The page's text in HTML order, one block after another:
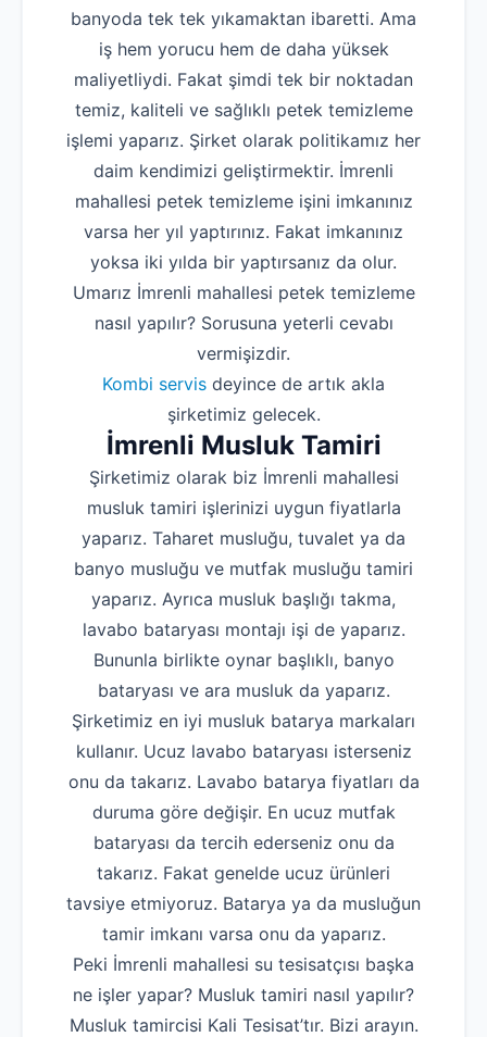
banyoda tek tek yıkamaktan ibaretti. Ama
iş hem yorucu hem de daha yüksek
maliyetliydi. Fakat şimdi tek bir noktadan
temiz, kaliteli ve sağlıklı petek temizleme
işlemi yaparız. Şirket olarak politikamız her
daim kendimizi geliştirmektir. İmrenli
mahallesi petek temizleme işini imkanınız
varsa her yıl yaptırınız. Fakat imkanınız
yoksa iki yılda bir yaptırsanız da olur.
Umarız İmrenli mahallesi petek temizleme
nasıl yapılır? Sorusuna yeterli cevabı
vermişizdir.
Kombi servis deyince de artık akla
şirketimiz gelecek.
İmrenli Musluk Tamiri
Şirketimiz olarak biz İmrenli mahallesi
musluk tamiri işlerinizi uygun fiyatlarla
yaparız. Taharet musluğu, tuvalet ya da
banyo musluğu ve mutfak musluğu tamiri
yaparız. Ayrıca musluk başlığı takma,
lavabo bataryası montajı işi de yaparız.
Bununla birlikte oynar başlıklı, banyo
bataryası ve ara musluk da yaparız.
Şirketimiz en iyi musluk batarya markaları
kullanır. Ucuz lavabo bataryası isterseniz
onu da takarız. Lavabo batarya fiyatları da
duruma göre değişir. En ucuz mutfak
bataryası da tercih ederseniz onu da
takarız. Fakat genelde ucuz ürünleri
tavsiye etmiyoruz. Batarya ya da musluğun
tamir imkanı varsa onu da yaparız.
Peki İmrenli mahallesi su tesisatçısı başka
ne işler yapar? Musluk tamiri nasıl yapılır?
Musluk tamircisi Kali Tesisat’tır. Bizi arayın.